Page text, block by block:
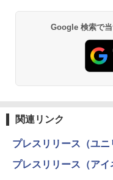
Google 検索で
関連リンク
プレスリリース（ユニ
プレスリリース（アイ